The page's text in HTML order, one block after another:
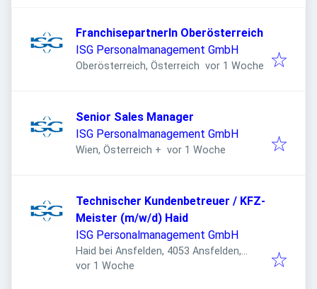
FranchisepartnerIn Oberösterreich
ISG Personalmanagement GmbH
Oberösterreich, Österreich Veröffentlicht
vor 1 Woche
Senior Sales Manager
ISG Personalmanagement GmbH
Wien, Österreich + Veröffentlicht
vor 1 Woche
Technischer Kundenbetreuer / KFZ-
Meister (m/w/d) Haid
ISG Personalmanagement GmbH
Haid bei Ansfelden, 4053 Ansfelden,
Österreich
Veröffentlicht
vor 1 Woche